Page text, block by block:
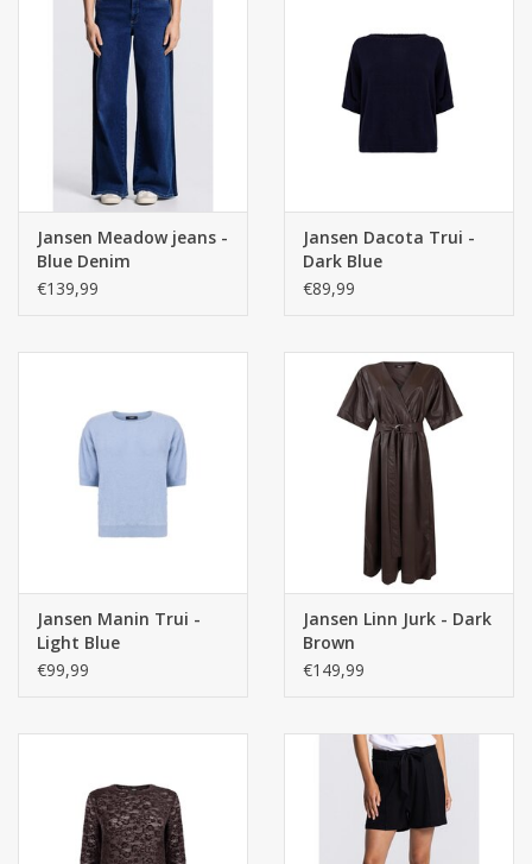
Jansen Meadow jeans -
Blue Denim
€139,99
Jansen Dacota Trui -
Dark Blue
€89,99
Jansen Manin Trui -
Light Blue
€99,99
Jansen Linn Jurk - Dark
Brown
€149,99